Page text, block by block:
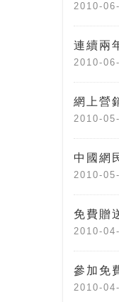
2010-
連續兩
2010-
網上營
2010-
中國網
2010-
免費贈
2010-
參加免
2010-